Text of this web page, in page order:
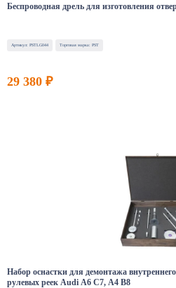
Беспроводная дрель для изготовления
Артикул: PSTLG044 Торговая марка: PST
29 380 ₽
Набор оснастки для демонтажа
рулевых реек Audi A6 C7, A4 B8